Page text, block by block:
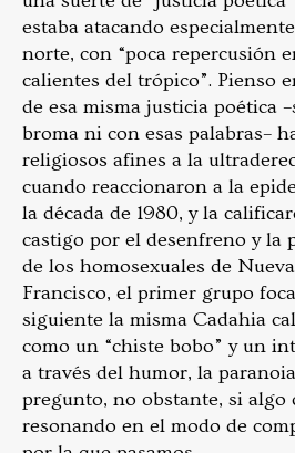
estaba atacando
norte, con “poca repercusión
calientes del trópico”. Pienso
de esa misma justicia poética
broma ni con esas palabras–
religiosos afines a la
cuando reaccionaron a la
la década de 1980, y la
castigo por el desenfreno y la
de los homosexuales de
Francisco, el primer grupo
siguiente la misma Cadahia
como un “chiste bobo” y un
a través del humor, la
pregunto, no obstante, si algo
resonando en el modo de